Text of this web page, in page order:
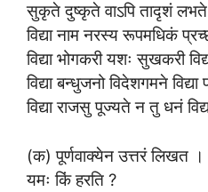
सुकृते दुष्कृते वाऽपि तादृशं
विद्या नाम नरस्य रूपमधिकं
विद्या भोगकरी यशः सुखकरी
विद्या बन्धुजनो विदेशगमने
विद्या राजसु पूज्यते न तु धनं
(क) पूर्णवाक्येन उत्तरं लिखत ।
यमः किं हरति ?